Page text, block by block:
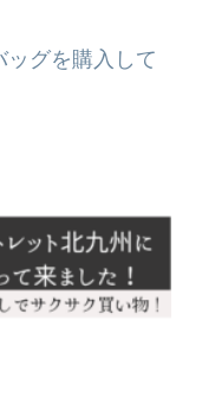
グを購入して